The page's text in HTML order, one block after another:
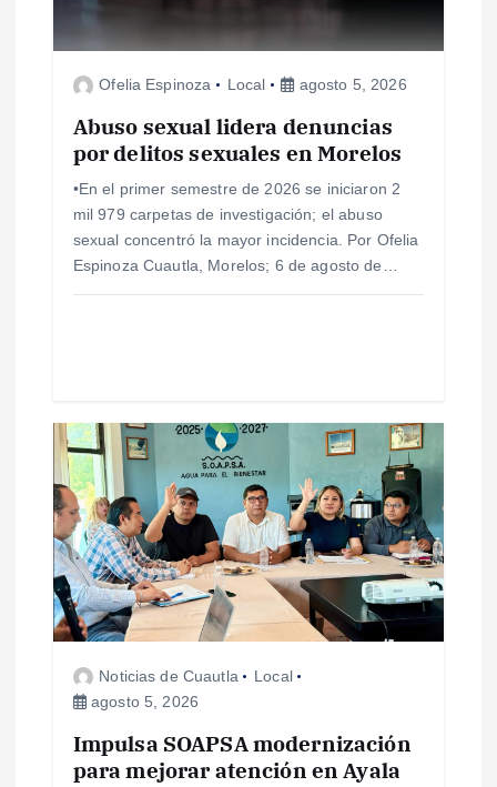
e
s
Ofelia Espinoza Local agosto 5, 2026
Abuso sexual lidera denuncias
por delitos sexuales en Morelos
•En el primer semestre de 2026 se iniciaron 2
mil 979 carpetas de investigación; el abuso
sexual concentró la mayor incidencia. Por Ofelia
Espinoza Cuautla, Morelos; 6 de agosto de…
Noticias de Cuautla
Local
agosto 5, 2026
Impulsa SOAPSA modernización
para mejorar atención en Ayala